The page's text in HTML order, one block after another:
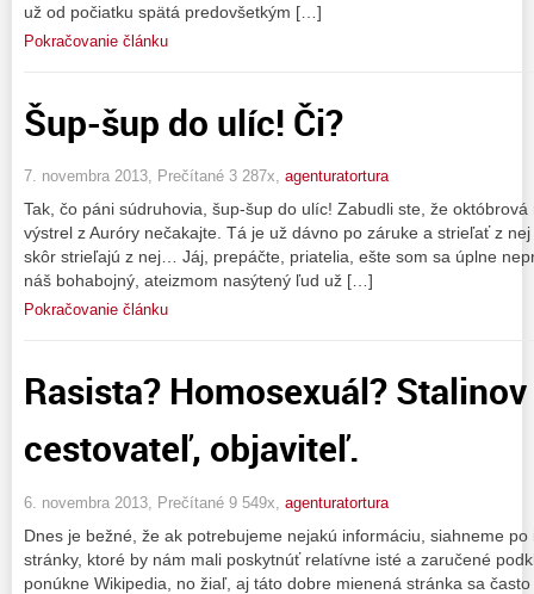
už od počiatku spätá predovšetkým […]
Pokračovanie článku
Šup-šup do ulíc! Či?
7. novembra 2013, Prečítané 3 287x, agenturatortura
Tak, čo páni súdruhovia, šup-šup do ulíc! Zabudli ste, že
výstrel z Auróry nečakajte. Tá je už dávno po záruke a strieľať z
skôr strieľajú z nej… Jáj, prepáčte, priatelia, ešte som sa úplne
náš bohabojný, ateizmom nasýtený ľud už […]
Pokračovanie článku
Rasista? Homosexuál?
cestovateľ, objaviteľ.
6. novembra 2013, Prečítané 9 549x, agenturatortura
Dnes je bežné, že ak potrebujeme nejakú informáciu, siahneme po
stránky, ktoré by nám mali poskytnúť relatívne isté a zaručené
ponúkne Wikipedia, no žiaľ, aj táto dobre mienená stránka sa